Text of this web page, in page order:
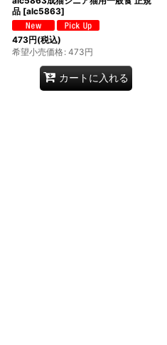
品 [alc5863]
473円(税込)
希望小売価格: 473円
カートに入れる